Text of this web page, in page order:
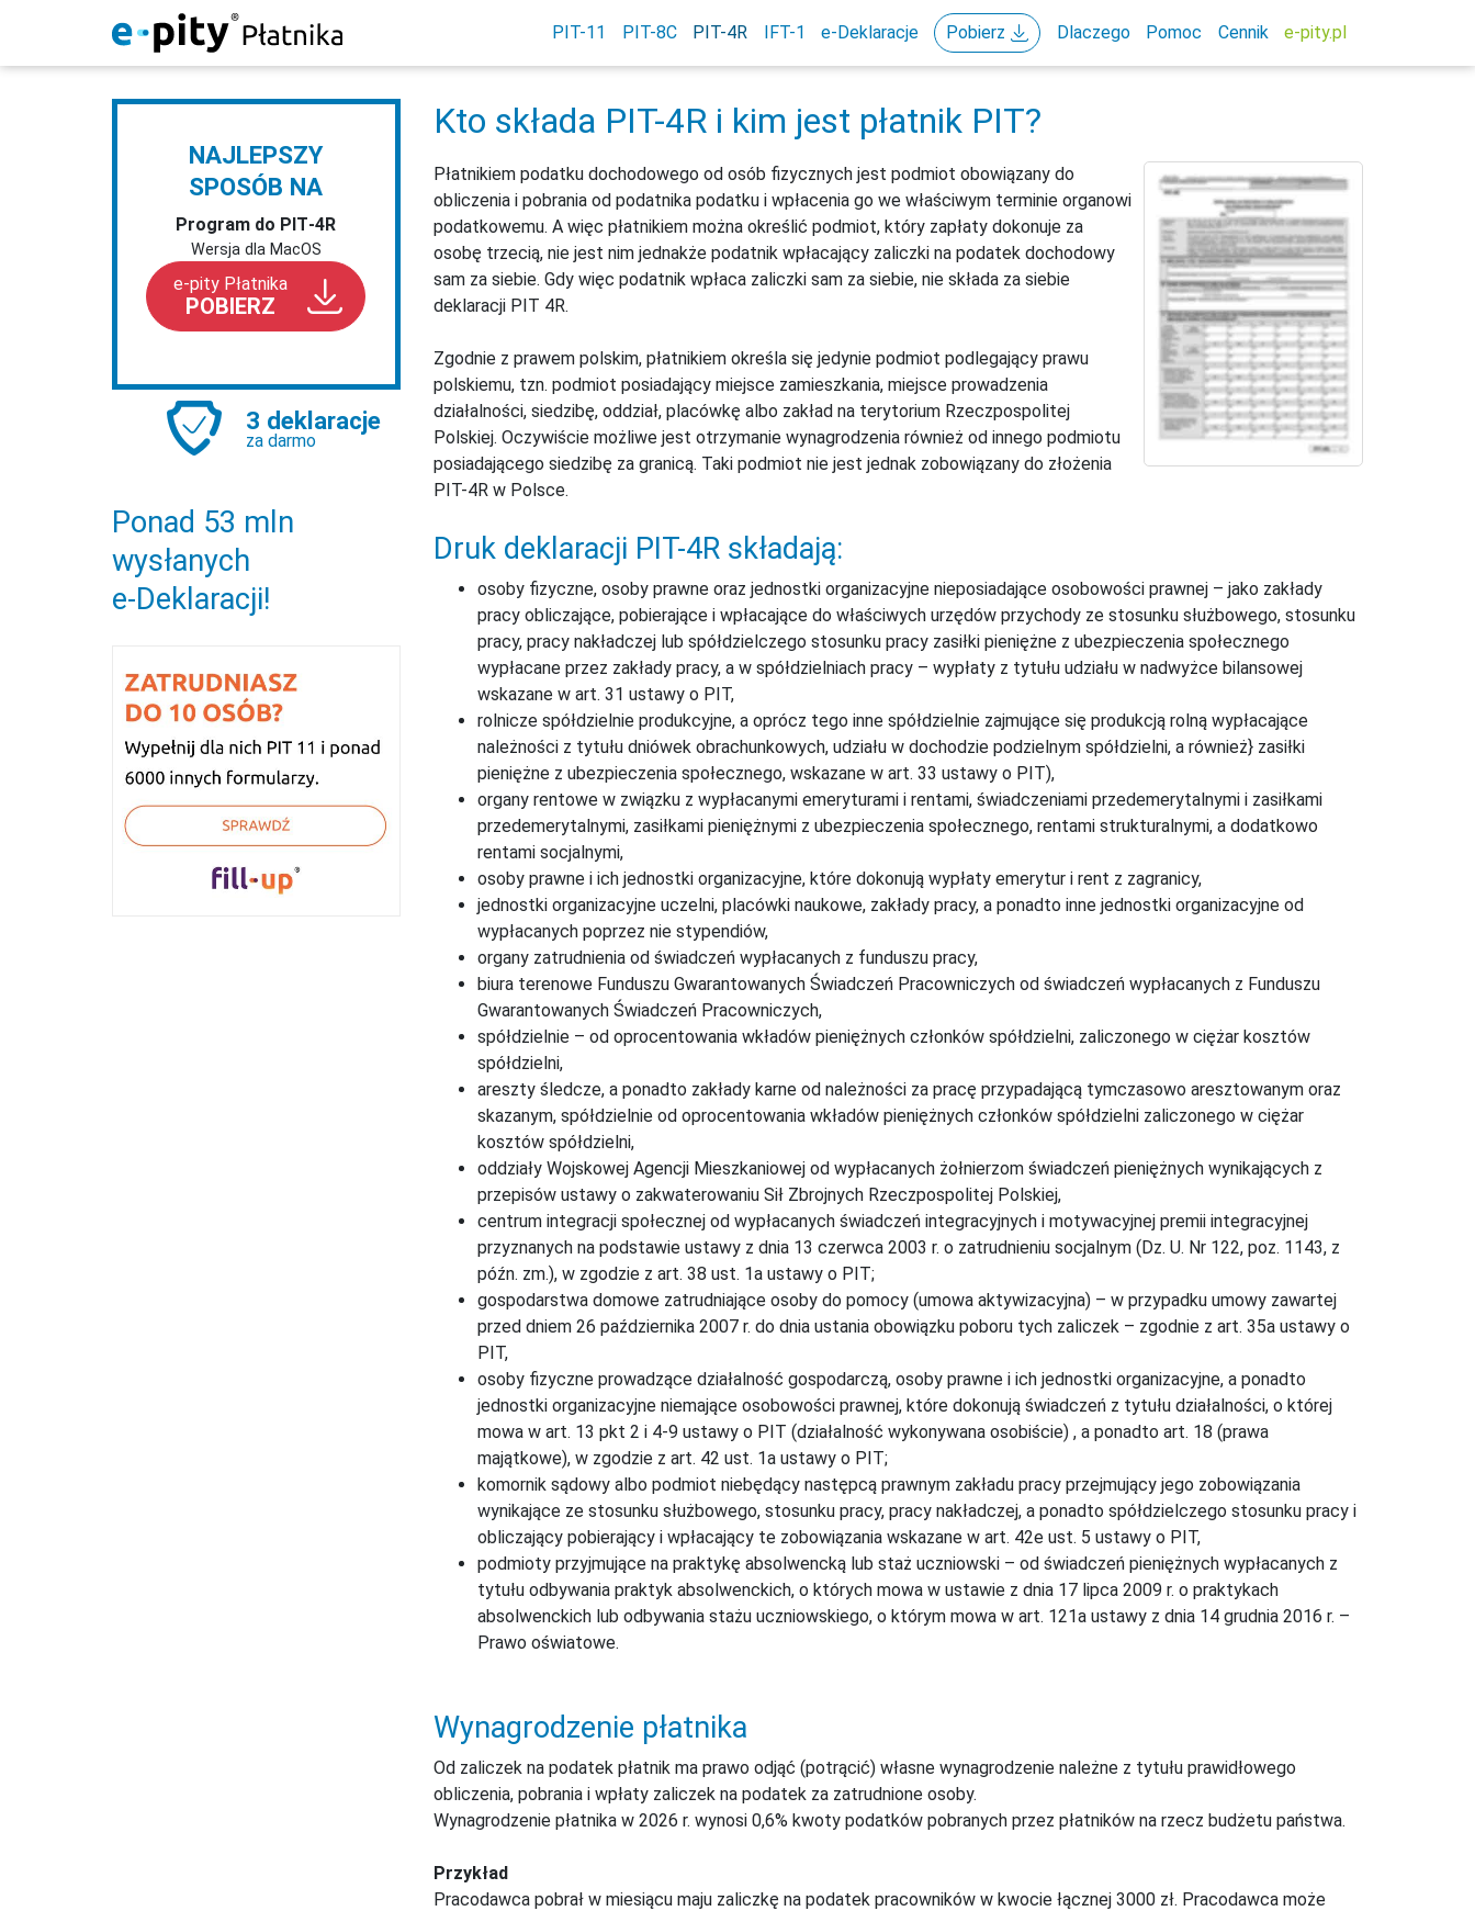
PIT-11 PIT-8C PIT-4R IFT-1 e-Deklaracje Pobierz Dlaczego Pomoc Cennik e-pity.pl
NAJLEPSZY
SPOSÓB NA
Program do PIT‑4R
Wersja dla MacOS
e-pity Płatnika
POBIERZ
3 deklaracje
za darmo
Ponad 53 mln
wysłanych
e‑Deklaracji!
Kto składa PIT-4R i kim jest płatnik PIT?
Płatnikiem podatku dochodowego od osób fizycznych jest podmiot obowiązany do
obliczenia i pobrania od podatnika podatku i wpłacenia go we właściwym terminie organowi
podatkowemu. A więc płatnikiem można określić podmiot, który zapłaty dokonuje za
osobę trzecią, nie jest nim jednakże podatnik wpłacający zaliczki na podatek dochodowy
sam za siebie. Gdy więc podatnik wpłaca zaliczki sam za siebie, nie składa za siebie
deklaracji PIT 4R.
Zgodnie z prawem polskim, płatnikiem określa się jedynie podmiot podlegający prawu
polskiemu, tzn. podmiot posiadający miejsce zamieszkania, miejsce prowadzenia
działalności, siedzibę, oddział, placówkę albo zakład na terytorium Rzeczpospolitej
Polskiej. Oczywiście możliwe jest otrzymanie wynagrodzenia również od innego podmiotu
posiadającego siedzibę za granicą. Taki podmiot nie jest jednak zobowiązany do złożenia
PIT-4R w Polsce.
Druk deklaracji PIT-4R składają:
osoby fizyczne, osoby prawne oraz jednostki organizacyjne nieposiadające osobowości prawnej – jako zakłady
pracy obliczające, pobierające i wpłacające do właściwych urzędów przychody ze stosunku służbowego, stosunku
pracy, pracy nakładczej lub spółdzielczego stosunku pracy zasiłki pieniężne z ubezpieczenia społecznego
wypłacane przez zakłady pracy, a w spółdzielniach pracy – wypłaty z tytułu udziału w nadwyżce bilansowej
wskazane w art. 31 ustawy o PIT,
rolnicze spółdzielnie produkcyjne, a oprócz tego inne spółdzielnie zajmujące się produkcją rolną wypłacające
należności z tytułu dniówek obrachunkowych, udziału w dochodzie podzielnym spółdzielni, a również} zasiłki
pieniężne z ubezpieczenia społecznego, wskazane w art. 33 ustawy o PIT),
organy rentowe w związku z wypłacanymi emeryturami i rentami, świadczeniami przedemerytalnymi i zasiłkami
przedemerytalnymi, zasiłkami pieniężnymi z ubezpieczenia społecznego, rentami strukturalnymi, a dodatkowo
rentami socjalnymi,
osoby prawne i ich jednostki organizacyjne, które dokonują wypłaty emerytur i rent z zagranicy,
jednostki organizacyjne uczelni, placówki naukowe, zakłady pracy, a ponadto inne jednostki organizacyjne od
wypłacanych poprzez nie stypendiów,
organy zatrudnienia od świadczeń wypłacanych z funduszu pracy,
biura terenowe Funduszu Gwarantowanych Świadczeń Pracowniczych od świadczeń wypłacanych z Funduszu
Gwarantowanych Świadczeń Pracowniczych,
spółdzielnie – od oprocentowania wkładów pieniężnych członków spółdzielni, zaliczonego w ciężar kosztów
spółdzielni,
areszty śledcze, a ponadto zakłady karne od należności za pracę przypadającą tymczasowo aresztowanym oraz
skazanym, spółdzielnie od oprocentowania wkładów pieniężnych członków spółdzielni zaliczonego w ciężar
kosztów spółdzielni,
oddziały Wojskowej Agencji Mieszkaniowej od wypłacanych żołnierzom świadczeń pieniężnych wynikających z
przepisów ustawy o zakwaterowaniu Sił Zbrojnych Rzeczpospolitej Polskiej,
centrum integracji społecznej od wypłacanych świadczeń integracyjnych i motywacyjnej premii integracyjnej
przyznanych na podstawie ustawy z dnia 13 czerwca 2003 r. o zatrudnieniu socjalnym (Dz. U. Nr 122, poz. 1143, z
późn. zm.), w zgodzie z art. 38 ust. 1a ustawy o PIT;
gospodarstwa domowe zatrudniające osoby do pomocy (umowa aktywizacyjna) – w przypadku umowy zawartej
przed dniem 26 października 2007 r. do dnia ustania obowiązku poboru tych zaliczek – zgodnie z art. 35a ustawy o
PIT,
osoby fizyczne prowadzące działalność gospodarczą, osoby prawne i ich jednostki organizacyjne, a ponadto
jednostki organizacyjne niemające osobowości prawnej, które dokonują świadczeń z tytułu działalności, o której
mowa w art. 13 pkt 2 i 4-9 ustawy o PIT (działalność wykonywana osobiście) , a ponadto art. 18 (prawa
majątkowe), w zgodzie z art. 42 ust. 1a ustawy o PIT;
komornik sądowy albo podmiot niebędący następcą prawnym zakładu pracy przejmujący jego zobowiązania
wynikające ze stosunku służbowego, stosunku pracy, pracy nakładczej, a ponadto spółdzielczego stosunku pracy i
obliczający pobierający i wpłacający te zobowiązania wskazane w art. 42e ust. 5 ustawy o PIT,
podmioty przyjmujące na praktykę absolwencką lub staż uczniowski – od świadczeń pieniężnych wypłacanych z
tytułu odbywania praktyk absolwenckich, o których mowa w ustawie z dnia 17 lipca 2009 r. o praktykach
absolwenckich lub odbywania stażu uczniowskiego, o którym mowa w art. 121a ustawy z dnia 14 grudnia 2016 r. –
Prawo oświatowe.
Wynagrodzenie płatnika
Od zaliczek na podatek płatnik ma prawo odjąć (potrącić) własne wynagrodzenie należne z tytułu prawidłowego
obliczenia, pobrania i wpłaty zaliczek na podatek za zatrudnione osoby.
Wynagrodzenie płatnika w 2026 r. wynosi 0,6% kwoty podatków pobranych przez płatników na rzecz budżetu państwa.
Przykład
Pracodawca pobrał w miesiącu maju zaliczkę na podatek pracowników w kwocie łącznej 3000 zł. Pracodawca może